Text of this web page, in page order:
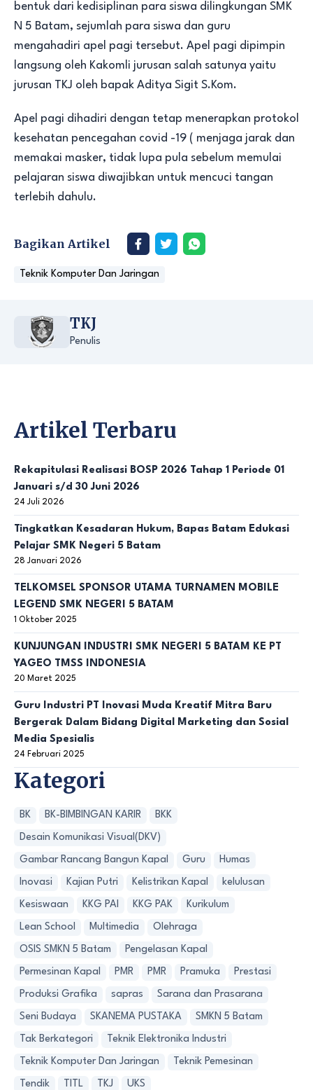
bentuk dari kedisiplinan para siswa dilingkungan SMK
N 5 Batam, sejumlah para siswa dan guru
mengahadiri apel pagi tersebut. Apel pagi dipimpin
langsung oleh Kakomli jurusan salah satunya yaitu
jurusan TKJ oleh bapak Aditya Sigit S.Kom.
Apel pagi dihadiri dengan tetap menerapkan protokol
kesehatan pencegahan covid -19 ( menjaga jarak dan
memakai masker, tidak lupa pula sebelum memulai
pelajaran siswa diwajibkan untuk mencuci tangan
terlebih dahulu.
Bagikan Artikel
Teknik Komputer Dan Jaringan
TKJ
Penulis
Artikel Terbaru
Rekapitulasi Realisasi BOSP 2026 Tahap 1 Periode 01
Januari s/d 30 Juni 2026
24 Juli 2026
Tingkatkan Kesadaran Hukum, Bapas Batam Edukasi
Pelajar SMK Negeri 5 Batam
28 Januari 2026
TELKOMSEL SPONSOR UTAMA TURNAMEN MOBILE
LEGEND SMK NEGERI 5 BATAM
1 Oktober 2025
KUNJUNGAN INDUSTRI SMK NEGERI 5 BATAM KE PT
YAGEO TMSS INDONESIA
20 Maret 2025
Guru Industri PT Inovasi Muda Kreatif Mitra Baru
Bergerak Dalam Bidang Digital Marketing dan Sosial
Media Spesialis
24 Februari 2025
Kategori
BK BK-BIMBINGAN KARIR BKK
Desain Komunikasi Visual(DKV)
Gambar Rancang Bangun Kapal Guru Humas
Inovasi Kajian Putri Kelistrikan Kapal kelulusan
Kesiswaan KKG PAI KKG PAK Kurikulum
Lean School Multimedia Olehraga
OSIS SMKN 5 Batam Pengelasan Kapal
Permesinan Kapal PMR PMR Pramuka Prestasi
Produksi Grafika sapras Sarana dan Prasarana
Seni Budaya SKANEMA PUSTAKA SMKN 5 Batam
Tak Berkategori Teknik Elektronika Industri
Teknik Komputer Dan Jaringan Teknik Pemesinan
Tendik TITL TKJ UKS